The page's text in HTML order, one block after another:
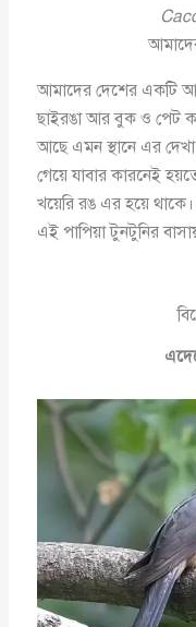
আমাদের দেশের একটি
ছাইরঙা আর বুক ও পেট
আছে এমন স্থানে এর
গেয়ে যাবার কারনেই
খয়েরি রঙ এর হয়ে থাকে।
এই পাপিয়া টুনটুনির